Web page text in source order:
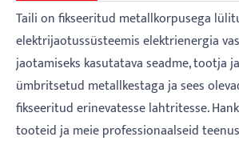
Taili on fikseeritud metallkorpusega
elektrijaotussüsteemis elektrienergia
jaotamiseks kasutatava seadme, tootja
ümbritsetud metallkestaga ja sees
fikseeritud erinevatesse lahtritesse.
tooteid ja meie professionaalseid